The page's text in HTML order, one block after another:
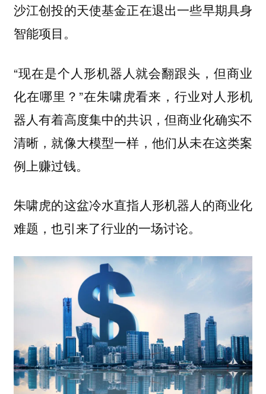
沙江创投的天使基金正在退出一些早期具身
智能项目。
“现在是个人形机器人就会翻跟头，但商业
化在哪里？”在朱啸虎看来，行业对人形机
器人有着高度集中的共识，但商业化确实不
清晰，就像大模型一样，他们从未在这类案
例上赚过钱。
朱啸虎的这盆冷水直指人形机器人的商业化
难题，也引来了行业的一场讨论。